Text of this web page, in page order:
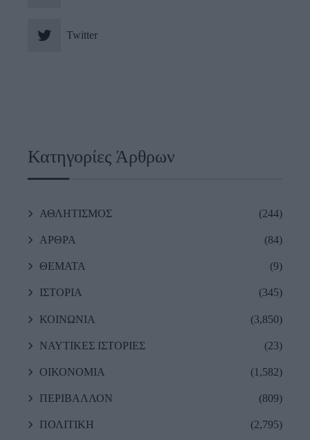
Twitter
Κατηγορίες Άρθρων
ΑΘΛΗΤΙΣΜΟΣ (244)
ΑΡΘΡΑ (84)
ΘΕΜΑΤΑ (9)
ΙΣΤΟΡΙΑ (345)
ΚΟΙΝΩΝΙΑ (3,850)
ΝΑΥΤΙΚΕΣ ΙΣΤΟΡΙΕΣ (23)
ΟΙΚΟΝΟΜΙΑ (1,582)
ΠΕΡΙΒΑΛΛΟΝ (809)
ΠΟΛΙΤΙΚΗ (2,795)